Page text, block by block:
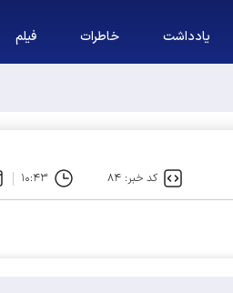
یادداشت خاطرات فیلم
کد خبر: ۸۴ ۱۰:۴۳